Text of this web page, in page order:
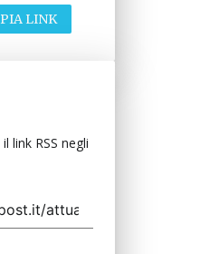
LINK
link RSS negli